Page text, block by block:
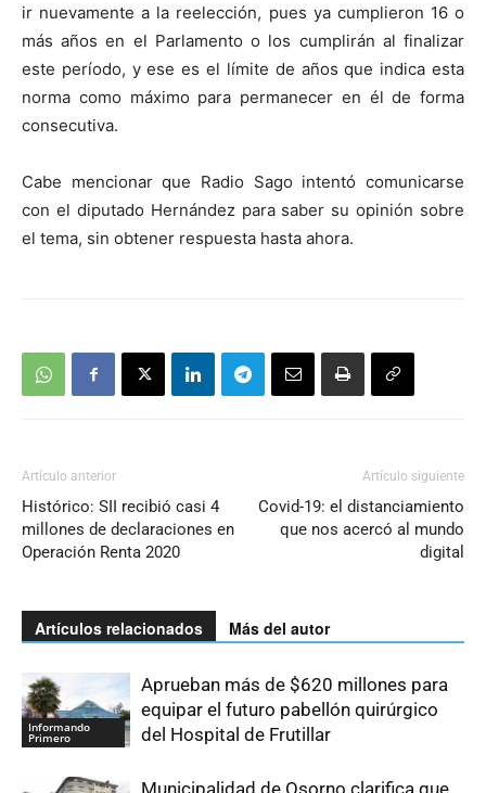
ir nuevamente a la reelección, pues ya cumplieron 16 o
más años en el Parlamento o los cumplirán al finalizar
este período, y ese es el límite de años que indica esta
norma como máximo para permanecer en él de forma
consecutiva.
Cabe mencionar que Radio Sago intentó comunicarse
con el diputado Hernández para saber su opinión sobre
el tema, sin obtener respuesta hasta ahora.
Artículo anterior
Histórico: SII recibió casi 4
millones de declaraciones en
Operación Renta 2020
Artículo siguiente
Covid-19: el distanciamiento
que nos acercó al mundo
digital
Artículos relacionados Más del autor
Informando
Primero
Aprueban más de $620 millones para
equipar el futuro pabellón quirúrgico
del Hospital de Frutillar
Municipalidad de Osorno clarifica que